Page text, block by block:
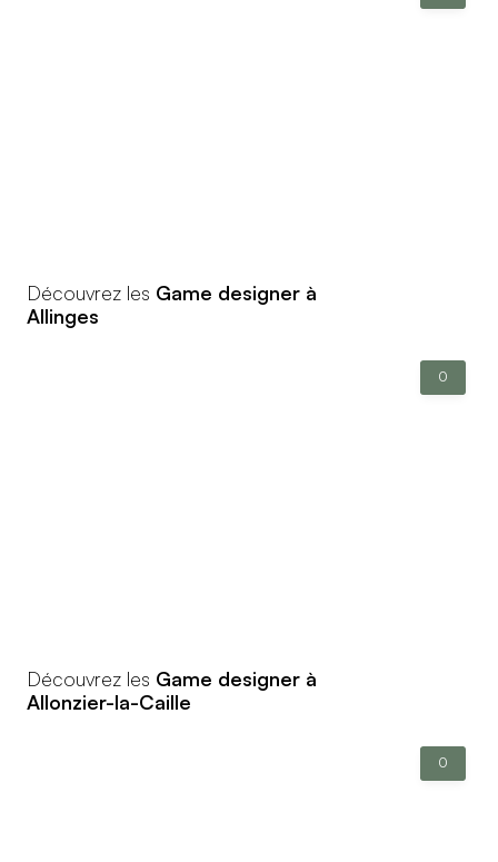
Découvrez les Game designer à
Allinges
0
Découvrez les Game designer à
Allonzier-la-Caille
0